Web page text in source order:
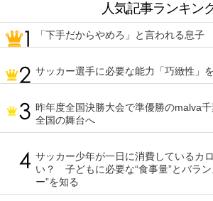
人気記事ランキン
「下手だからやめろ」と言われる息子
サッカー選手に必要な能力「巧緻性」
昨年度全国決勝大会で準優勝のmalva
全国の舞台へ
サッカー少年が一日に消費しているカ
い？ 子どもに必要な“食事量”とバラン
ー”を知る